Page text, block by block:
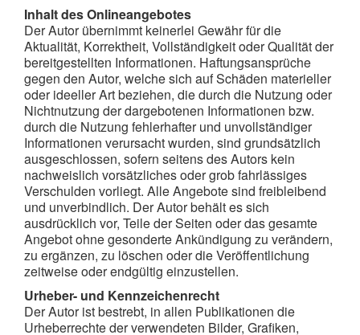
Inhalt des Onlineangebotes
Der Autor übernimmt keinerlei Gewähr für die
Aktualität, Korrektheit, Vollständigkeit oder Qualität der
bereitgestellten Informationen. Haftungsansprüche
gegen den Autor, welche sich auf Schäden materieller
oder ideeller Art beziehen, die durch die Nutzung oder
Nichtnutzung der dargebotenen Informationen bzw.
durch die Nutzung fehlerhafter und unvollständiger
Informationen verursacht wurden, sind grundsätzlich
ausgeschlossen, sofern seitens des Autors kein
nachweislich vorsätzliches oder grob fahrlässiges
Verschulden vorliegt. Alle Angebote sind freibleibend
und unverbindlich. Der Autor behält es sich
ausdrücklich vor, Teile der Seiten oder das gesamte
Angebot ohne gesonderte Ankündigung zu verändern,
zu ergänzen, zu löschen oder die Veröffentlichung
zeitweise oder endgültig einzustellen.
Urheber- und Kennzeichenrecht
Der Autor ist bestrebt, in allen Publikationen die
Urheberrechte der verwendeten Bilder, Grafiken,